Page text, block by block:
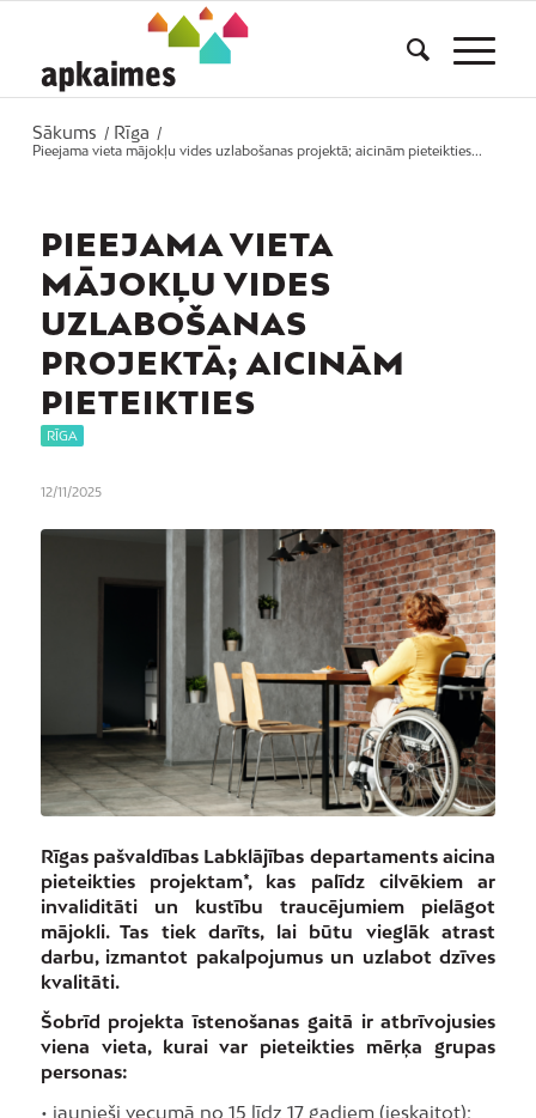
Sākums / Rīga
/
Pieejama vieta mājokļu vides uzlabošanas projektā; aicinām pieteikties...
PIEEJAMA VIETA
MĀJOKĻU VIDES
UZLABOŠANAS
PROJEKTĀ; AICINĀM
PIETEIKTIES
RĪGA
12/11/2025
Rīgas pašvaldības Labklājības departaments aicina
pieteikties projektam*, kas palīdz cilvēkiem ar
invaliditāti un kustību traucējumiem pielāgot
mājokli. Tas tiek darīts, lai būtu vieglāk atrast
darbu, izmantot pakalpojumus un uzlabot dzīves
kvalitāti.
Šobrīd projekta īstenošanas gaitā ir atbrīvojusies
viena vieta, kurai var pieteikties mērķa grupas
personas:
• jaunieši vecumā no 15 līdz 17 gadiem (ieskaitot);